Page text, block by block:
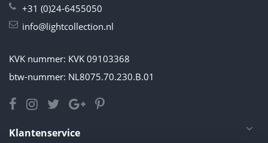
+31 (0)24-6455050
info@lightcollection.nl
KVK nummer: KVK 09103368
btw-nummer: NL8075.70.230.B.01
Klantenservice